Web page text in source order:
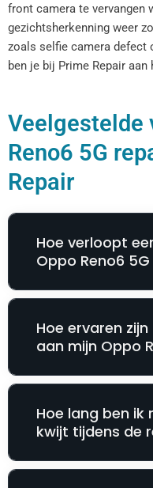
front camera te vervangen
gezichtsherkenning weer
zoals selfie camera defect
ben je bij Prime Repair
Veelgestelde
Reno6 5G
Repair
Hoe verloopt
Oppo Reno6
Hoe ervaren
aan mijn Oppo
Hoe lang ben ik
kwijt tijdens de